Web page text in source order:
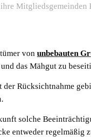
von unbebauten
das Mähgut zu
der Rücksichtnahme
solche
entweder regelmäßig